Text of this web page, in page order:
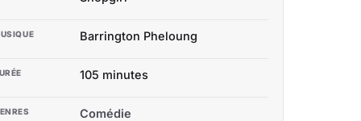
Barrington Pheloung
105 minutes
Comédie